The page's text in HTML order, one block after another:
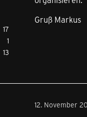
17
1
13
Gruß Markus
12. November